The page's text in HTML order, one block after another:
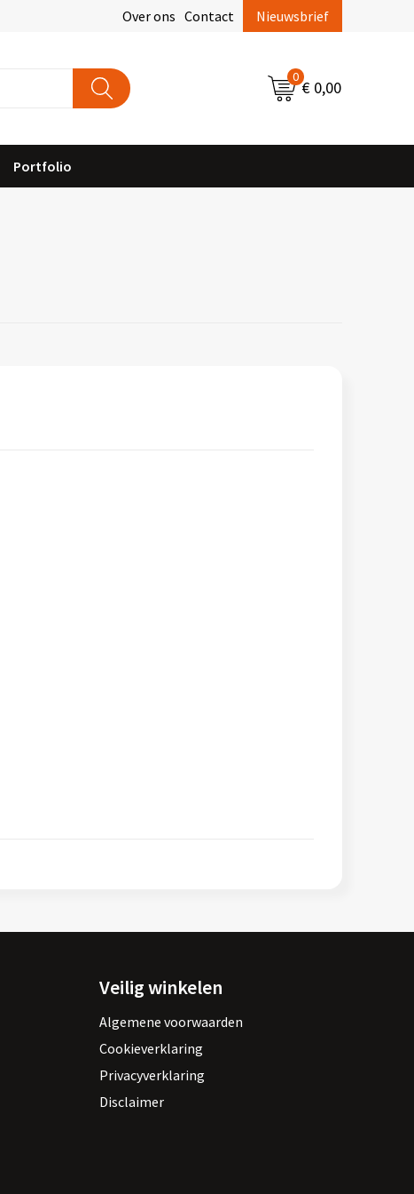
Over ons Contact Nieuwsbrief
0
€ 0,00
Portfolio
Veilig winkelen
Algemene voorwaarden
Cookieverklaring
Privacyverklaring
Disclaimer